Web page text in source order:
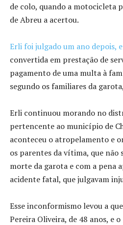
de colo, quando a motocicleta
de Abreu a acertou.
Erli foi julgado um ano depois,
convertida em prestação de
pagamento de uma multa à
segundo os familiares da
Erli continuou morando no
pertencente ao município de
aconteceu o atropelamento e
os parentes da vítima, que não
morte da garota e com a pena
acidente fatal, que julgavam
Esse inconformismo levou a
Pereira Oliveira, de 48 anos, e